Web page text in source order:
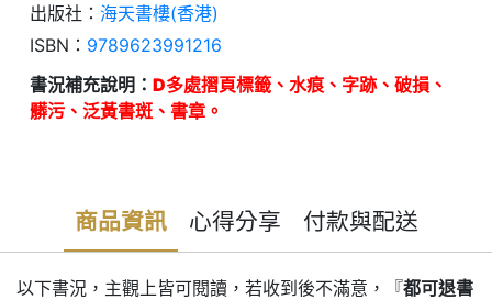
出版社： 海天書樓(香港)
ISBN： 9789623991216
書況補充說明： D多處摺頁標籤、水痕、字跡、破損、
髒污、泛黃書斑、書章。
商品資訊 心得分享 付款與配送
以下書況，主觀上皆可閱讀，若收到後不滿意，『都可退書